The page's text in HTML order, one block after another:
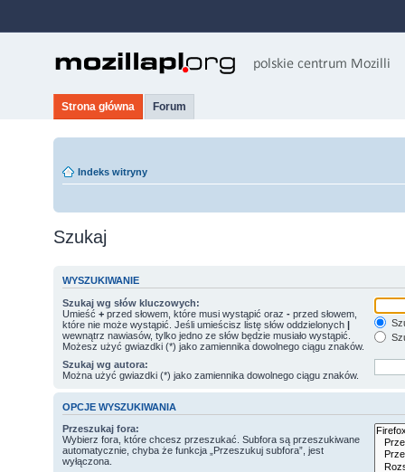
Strona główna Forum
Indeks witryny
Szukaj
WYSZUKIWANIE
Szukaj wg słów kluczowych:
Umieść +przed słowem, które musi wystąpić oraz -przed słowem,
które nie może wystąpić. Jeśli umieścisz listę słów oddzielonych |
wewnątrz nawiasów, tylko jedno ze słów będzie musiało wystąpić.
Możesz użyć gwiazdki (*) jako zamiennika dowolnego ciągu znaków.
Szukaj wg autora:
Można użyć gwiazdki (*) jako zamiennika dowolnego ciągu znaków.
OPCJE WYSZUKIWANIA
Przeszukaj fora:
Wybierz fora, które chcesz przeszukać. Subfora są przeszukiwane
automatycznie, chyba że funkcja „Przeszukuj subfora”, jest
wyłączona.